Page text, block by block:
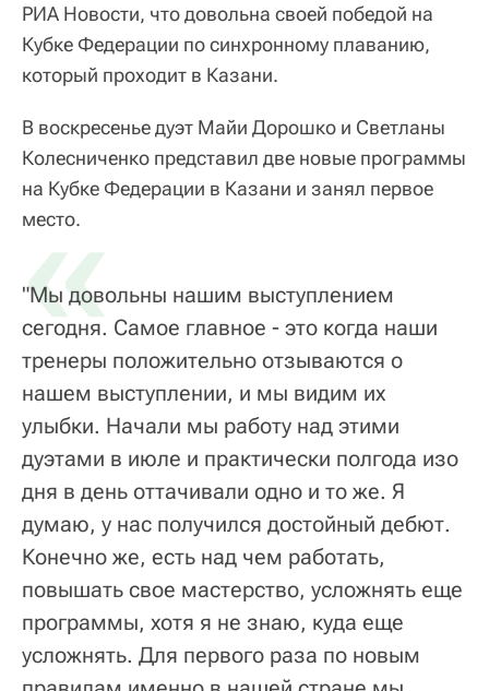
РИА Новости, что довольна своей победой на
Кубке Федерации по синхронному плаванию,
который проходит в Казани.
В воскресенье дуэт Майи Дорошко и Светланы
Колесниченко представил две новые программы
на Кубке Федерации в Казани и занял первое
место.
«
"Мы довольны нашим выступлением
сегодня. Самое главное - это когда наши
тренеры положительно отзываются о
нашем выступлении, и мы видим их
улыбки. Начали мы работу над этими
дуэтами в июле и практически полгода изо
дня в день оттачивали одно и то же. Я
думаю, у нас получился достойный дебют.
Конечно же, есть над чем работать,
повышать свое мастерство, усложнять еще
программы, хотя я не знаю, куда еще
усложнять. Для первого раза по новым